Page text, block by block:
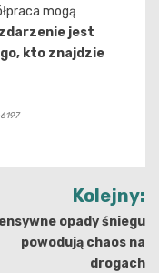
mogą
jest
kto znajdzie
Kolejny:
opady śniegu
powodują chaos na
drogach